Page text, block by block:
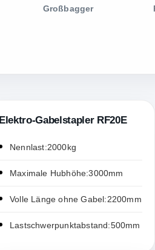
Großbagger
Elektro-Gabelstapler RF20E
Nennlast:2000kg
Maximale Hubhöhe:3000mm
Volle Länge ohne Gabel:2200mm
Lastschwerpunktabstand:500mm